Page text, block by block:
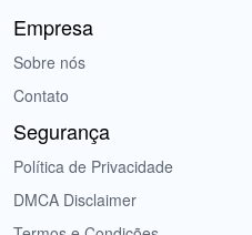
Empresa
Sobre nós
Contato
Segurança
Política de Privacidade
DMCA Disclaimer